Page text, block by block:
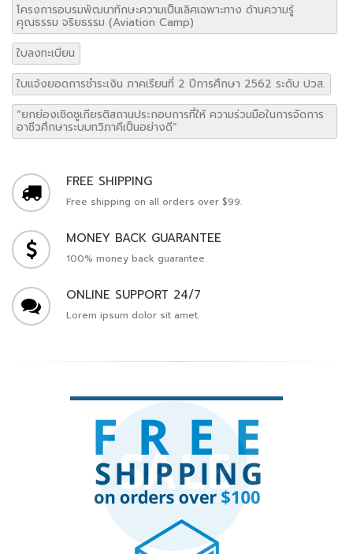
โครงการอบรมพัฒนาทักษะความเป็นเลิศเฉพาะทาง ด้านความรู้
คุณธรรม จริยธรรม (Aviation Camp)
ใบลงทะเบียน
ใบแจ้งยอดการชำระเงิน ภาคเรียนที่ 2 ปีการศึกษา 2562 ระดับ ปวส.
“ยกย่องเชิดชูเกียรติสถานประกอบการที่ให้ ความร่วมมือในการจัดการ
อาชีวศึกษาระบบทวิภาคีเป็นอย่างดี”
FREE SHIPPING
Free shipping on all orders over $99.
MONEY BACK GUARANTEE
100% money back guarantee.
ONLINE SUPPORT 24/7
Lorem ipsum dolor sit amet.